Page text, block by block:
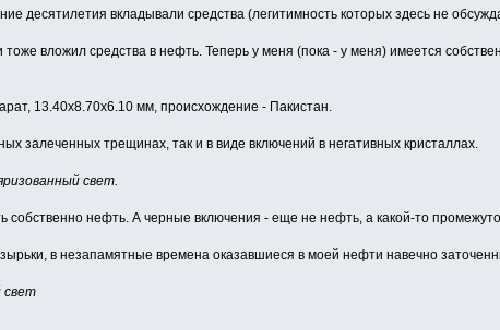
десятилетия вкладывали средства (легитимность которых здесь не
вложил средства в нефть. Теперь у меня (пока - у меня) имеется
13.40x8.70x6.10 мм, происхождение - Пакистан.
залеченных трещинах, так и в виде включений в негативных кристаллах.
свет.
собственно нефть. А черные включения - еще не нефть, а какой-то
в незапамятные времена оказавшиеся в моей нефти навечно
свет